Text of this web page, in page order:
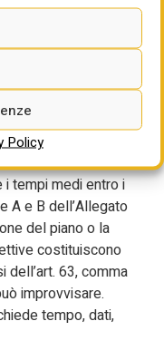
Policy
del personale,
efficace delle
precisi per
limiterà a ricevere
l’efficacia e potrà
scadenza del
obiettivi,
alle stazioni
i tempi medi entro i
A e B dell’Allegato
del piano o la
costituiscono
dell’art. 63, comma
improvvisare.
tempo, dati,